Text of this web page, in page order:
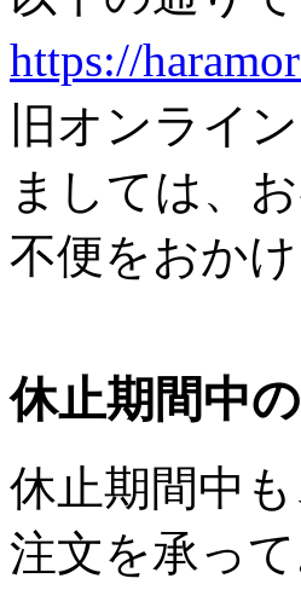
https://
旧オンライ
ましては、
不便をおか
休止期間中
休止期間中
注文を承って